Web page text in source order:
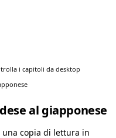
i capitoli da desktop
al giapponese
una copia di lettura in